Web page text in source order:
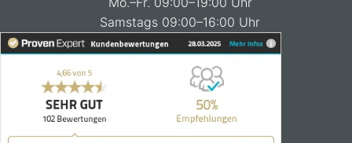
Samstags 09:00–16:00 Uhr